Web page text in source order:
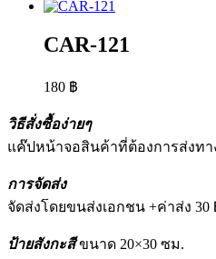
CAR-121
180 ฿
วิธีสั่งซื้อง่ายๆ
แค๊ปหน้าจอสินค้าที่ต้องการส่งทา
การจัดส่ง
จัดส่งโดยขนส่งเอกชน +ค่าส่ง 30
ป้ายสังกะสีขนาด 20×30 ซม.